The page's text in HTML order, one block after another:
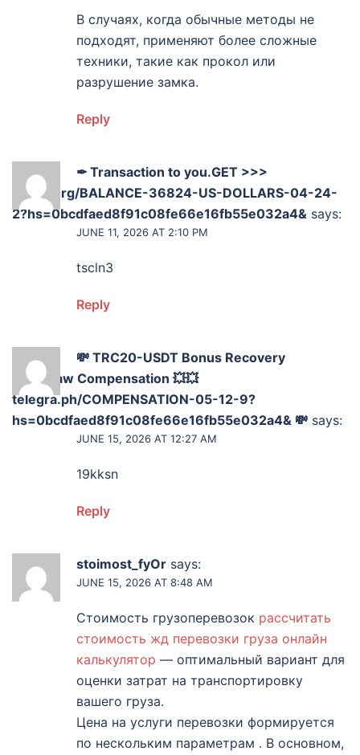
В случаях, когда обычные методы не
подходят, применяют более сложные
техники, такие как прокол или
разрушение замка.
Reply
✒ Transaction to you.GET >>>
graph.org/BALANCE-36824-US-DOLLARS-04-24-
2?hs=0bcdfaed8f91c08fe66e16fb55e032a4& says:
JUNE 11, 2026 AT 2:10 PM
tscln3
Reply
💸 TRC20-USDT Bonus Recovery
Withdraw Compensation 💥💥
telegra.ph/COMPENSATION-05-12-9?
hs=0bcdfaed8f91c08fe66e16fb55e032a4& 💸 says:
JUNE 15, 2026 AT 12:27 AM
19kksn
Reply
stoimost_fyOr says:
JUNE 15, 2026 AT 8:48 AM
Стоимость грузоперевозок рассчитать
стоимость жд перевозки груза онлайн
калькулятор — оптимальный вариант для
оценки затрат на транспортировку
вашего груза.
Цена на услуги перевозки формируется
по нескольким параметрам . В основном,